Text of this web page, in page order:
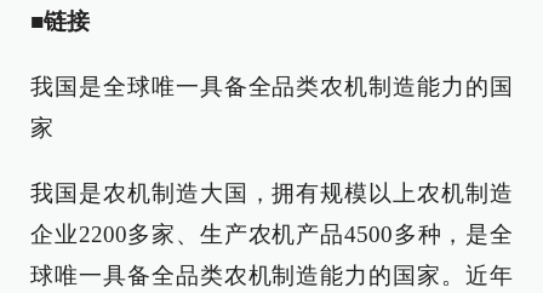
■链接
我国是全球唯一具备全品类农机制造能力的国
家
我国是农机制造大国，拥有规模以上农机制造
企业2200多家、生产农机产品4500多种，是全
球唯一具备全品类农机制造能力的国家。近年